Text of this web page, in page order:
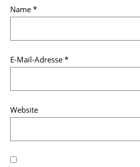
Name *
E-Mail-Adresse *
Website